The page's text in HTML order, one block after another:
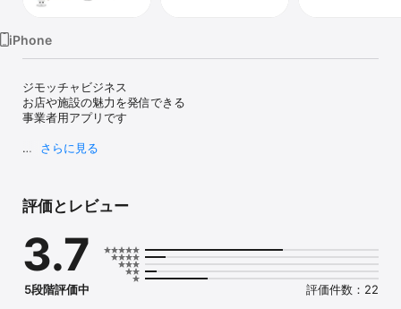
iPhone
ジモッチャビジネス
お店や施設の魅力を発信できる
事業者用アプリです
画像・動画・説明などをテンプレート化された
画面に沿って入力するだけで発信できます。
[発信いただける情報]
さらに見る
評価とレビュー
3.7
5段階評価中 評価件数：22